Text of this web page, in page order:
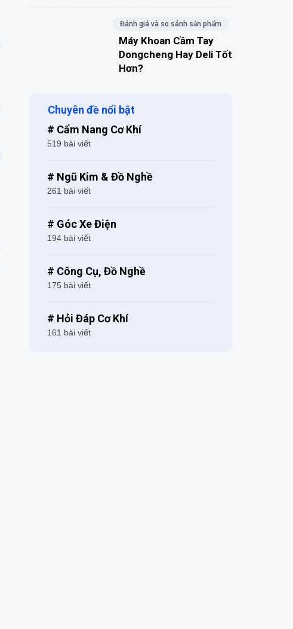
Đánh giá và so sánh sản phẩm
Máy Khoan Cầm Tay
Dongcheng Hay Deli Tốt
Hơn?
Chuyên đề nổi bật
# Cẩm Nang Cơ Khí
519 bài viết
# Ngũ Kim & Đồ Nghề
261 bài viết
# Góc Xe Điện
194 bài viết
# Công Cụ, Đồ Nghề
175 bài viết
# Hỏi Đáp Cơ Khí
161 bài viết